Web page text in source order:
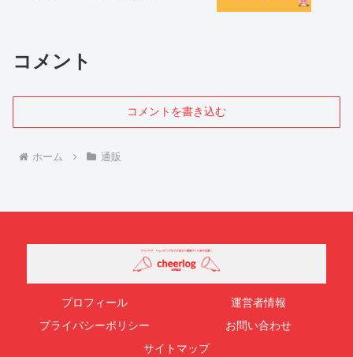
コメント
コメントを書き込む
ホーム 通販
プロフィール
運営者情報
プライバシーポリシー
お問い合わせ
サイトマップ